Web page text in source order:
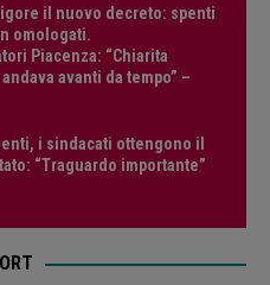
il nuovo decreto: spenti
omologati.
Piacenza: “Chiarita
avanti da tempo” –
i sindacati ottengono il
“Traguardo importante”